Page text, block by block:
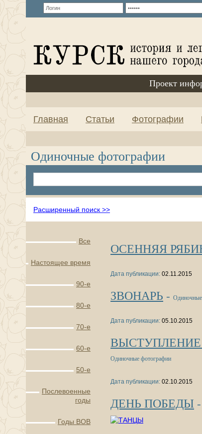
Проект
Главная Статьи Фотографии
Одиночные фотографии
Расширенный поиск >>
Все
Настоящее время
90-е
80-е
70-е
60-е
50-е
Послевоенные
годы
Годы ВОВ
ОСЕННЯЯ
Дата публикации: 02.11.2015
ЗВОНАРЬ -
Дата публикации: 05.10.2015
ВЫСТУПЛЕНИЕ
Одиночные фотографии
Дата публикации: 02.10.2015
ДЕНЬ ПОБЕДЫ -